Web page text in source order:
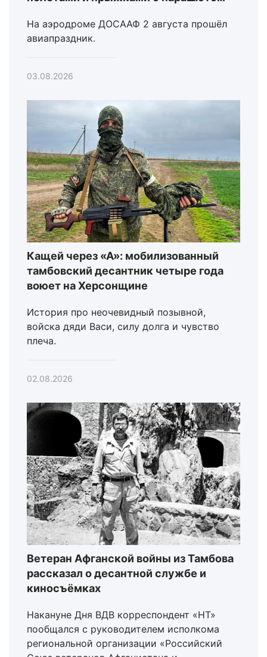
На аэродроме ДОСААФ 2 августа прошёл
авиапраздник.
03.08.2026
Кащей через «А»: мобилизованный
тамбовский десантник четыре года
воюет на Херсонщине
История про неочевидный позывной,
войска дяди Васи, силу долга и чувство
плеча.
02.08.2026
Ветеран Афганской войны из Тамбова
рассказал о десантной службе и
киносъёмках
Накануне Дня ВДВ корреспондент «НТ»
пообщался с руководителем исполкома
региональной организации «Российский